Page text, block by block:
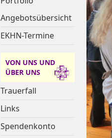
Angebotsübersicht
EKHN-Termine
VON UNS UND
ÜBER UNS
Trauerfall
Links
Spendenkonto